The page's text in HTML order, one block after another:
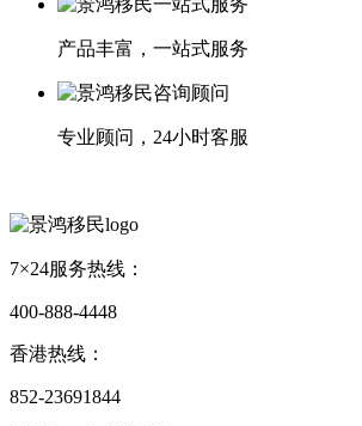
产品丰富，一站式服务
专业顾问，24小时客服
7×24服务热线：
400-888-4448
香港热线：
852-23691844